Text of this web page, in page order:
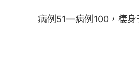
病例51—病例100，棲身于